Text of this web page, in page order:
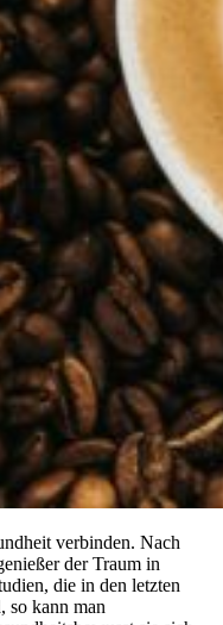
verbinden. Nach
der Traum in
die in den letzten
so kann man